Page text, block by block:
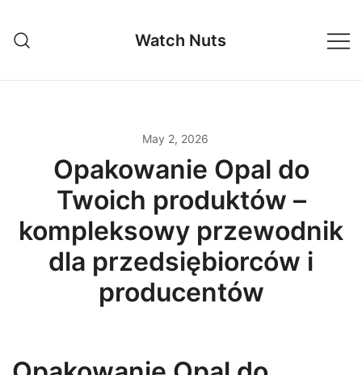
content
Watch Nuts
May 2, 2026
Opakowanie Opal do
Twoich produktów –
kompleksowy przewodnik
dla przedsiębiorców i
producentów